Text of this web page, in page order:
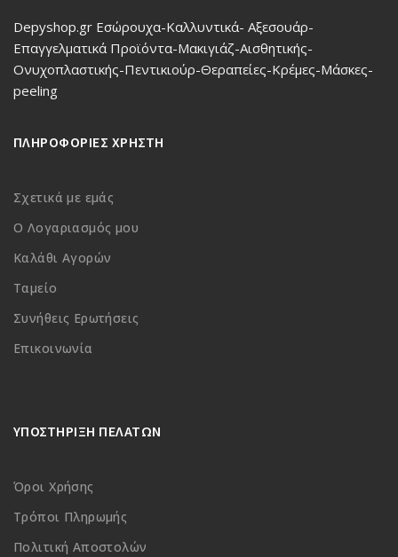
Depyshop.gr Εσώρουχα-Καλλυντικά- Αξεσουάρ-
Επαγγελματικά Προϊόντα-Μακιγιάζ-Αισθητικής-
Ονυχοπλαστικής-Πεντικιούρ-Θεραπείες-Κρέμες-Μάσκες-
peeling
ΠΛΗΡΟΦΟΡΙΕΣ ΧΡΗΣΤΗ
Σχετικά με εμάς
Ο Λογαριασμός μου
Καλάθι Αγορών
Ταμείο
Συνήθεις Ερωτήσεις
Επικοινωνία
ΥΠΟΣΤΗΡΙΞΗ ΠΕΛΑΤΩΝ
Όροι Χρήσης
Τρόποι Πληρωμής
Πολιτική Αποστολών